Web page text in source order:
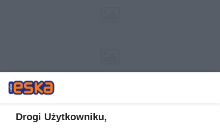
Drogi Użytkowniku,